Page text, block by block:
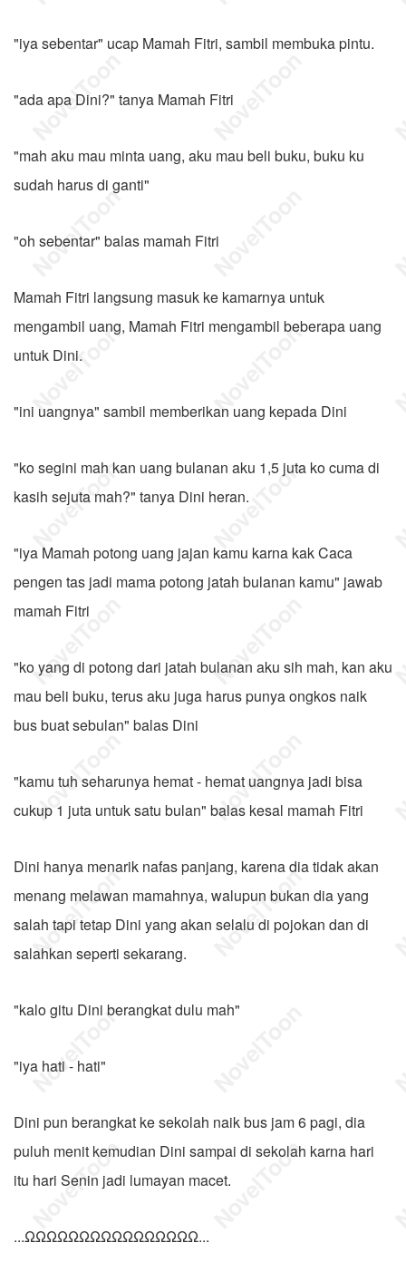
"iya sebentar" ucap Mamah Fitri, sambil membuka pintu.
"ada apa Dini?" tanya Mamah Fitri
"mah aku mau minta uang, aku mau beli buku, buku ku
sudah harus di ganti"
"oh sebentar" balas mamah Fitri
Mamah Fitri langsung masuk ke kamarnya untuk
mengambil uang, Mamah Fitri mengambil beberapa uang
untuk Dini.
"ini uangnya" sambil memberikan uang kepada Dini
"ko segini mah kan uang bulanan aku 1,5 juta ko cuma di
kasih sejuta mah?" tanya Dini heran.
"iya Mamah potong uang jajan kamu karna kak Caca
pengen tas jadi mama potong jatah bulanan kamu" jawab
mamah Fitri
"ko yang di potong dari jatah bulanan aku sih mah, kan aku
mau beli buku, terus aku juga harus punya ongkos naik
bus buat sebulan" balas Dini
"kamu tuh seharunya hemat - hemat uangnya jadi bisa
cukup 1 juta untuk satu bulan" balas kesal mamah Fitri
Dini hanya menarik nafas panjang, karena dia tidak akan
menang melawan mamahnya, walupun bukan dia yang
salah tapi tetap Dini yang akan selalu di pojokan dan di
salahkan seperti sekarang.
"kalo gitu Dini berangkat dulu mah"
"iya hati - hati"
Dini pun berangkat ke sekolah naik bus jam 6 pagi, dia
puluh menit kemudian Dini sampai di sekolah karna hari
itu hari Senin jadi lumayan macet.
...ΩΩΩΩΩΩΩΩΩΩΩΩΩΩΩΩ...